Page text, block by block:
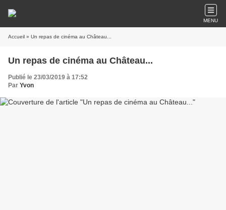
MENU
Accueil » Un repas de cinéma au Château...
Un repas de cinéma au Château...
Publié le 23/03/2019 à 17:52
Par Yvon